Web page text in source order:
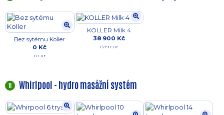
Bez sytému Koller
0 Kč
0 Eur
KOLLER Milk 4
38 900 Kč
1 579 Eur
11 Whirlpool - hydro masážní systém